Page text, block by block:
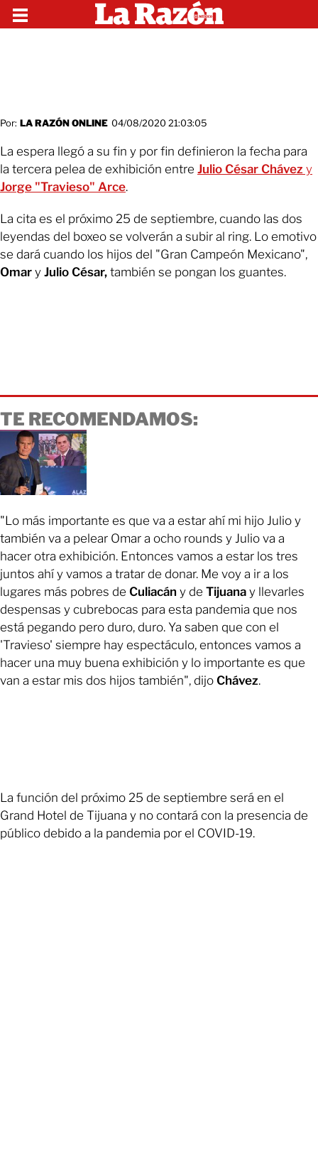
Por: LA RAZÓN ONLINE 04/08/2020 21:03:05
La espera llegó a su fin y por fin definieron la fecha para
la tercera pelea de exhibición entre Julio César Chávez y
Jorge "Travieso" Arce.
La cita es el próximo 25 de septiembre, cuando las dos
leyendas del boxeo se volverán a subir al ring. Lo emotivo
se dará cuando los hijos del "Gran Campeón Mexicano",
Omar y Julio César, también se pongan los guantes.
TE RECOMENDAMOS:
"Lo más importante es que va a estar ahí mi hijo Julio y
también va a pelear Omar a ocho rounds y Julio va a
hacer otra exhibición. Entonces vamos a estar los tres
juntos ahí y vamos a tratar de donar. Me voy a ir a los
lugares más pobres de Culiacán y de Tijuana y llevarles
despensas y cubrebocas para esta pandemia que nos
está pegando pero duro, duro. Ya saben que con el
'Travieso' siempre hay espectáculo, entonces vamos a
hacer una muy buena exhibición y lo importante es que
van a estar mis dos hijos también", dijo Chávez.
La función del próximo 25 de septiembre será en el
Grand Hotel de Tijuana y no contará con la presencia de
público debido a la pandemia por el COVID-19.